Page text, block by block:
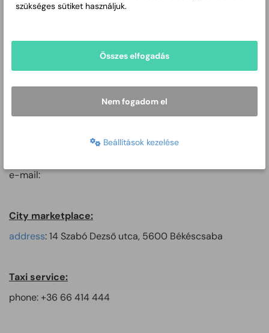
(inside the building for internal medicine, ground floor)
Police department:
mail address: 5601 Békéscsaba Pf.: 129
e-mail:
City marketplace:
address: 14 Szabó Dezső utca, 5600 Békéscsaba
Taxi service:
phone: +36 66 414 444
szükséges sütiket használjuk.
Összes elfogadás
Nem fogadom el
Beállítások kezelése